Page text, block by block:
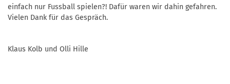
einfach nur Fussball spielen?! Dafür waren wir dahin gefahren.
Vielen Dank für das Gespräch.
Klaus Kolb und Olli Hille